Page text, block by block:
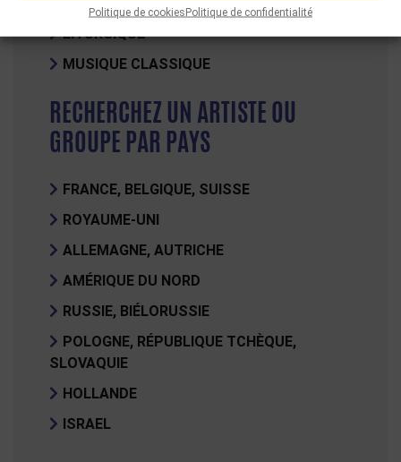
Politique de cookiesPolitique de confidentialité
LITURGIQUE
MUSIQUE CLASSIQUE
RECHERCHEZ UN ARTISTE OU
GROUPE PAR PAYS
FRANCE, BELGIQUE, SUISSE
ROYAUME-UNI
ALLEMAGNE, AUTRICHE
AMÉRIQUE DU NORD
RUSSIE, BIÉLORUSSIE
POLOGNE, RÉPUBLIQUE TCHÈQUE,
SLOVAQUIE
HOLLANDE
ISRAEL